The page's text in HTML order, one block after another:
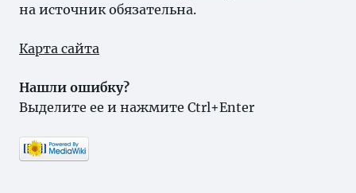
на источник обязательна.
Карта сайта
Нашли ошибку?
Выделите ее и нажмите Ctrl+Enter